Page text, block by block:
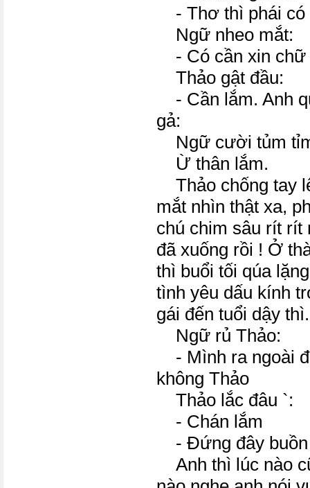
- Thơ thì phái có
Ngữ nheo mắt:
- Có cần xin chữ
Thảo gật đầu:
- Cần lắm. Anh
gả:
Ngữ cười tủm
Ừ thân lắm.
Thảo chống tay
mắt nhìn thật xa,
chú chim sâu rít rít
đã xuống rồi ! Ở
thì buổi tối qúa
tình yêu dấu kính
gái đến tuổi dậy thì.
Ngữ rủ Thảo:
- Mình ra ngoài
không Thảo
Thảo lắc đâu `:
- Chán lắm
- Đứng đây
Anh thì lúc nào